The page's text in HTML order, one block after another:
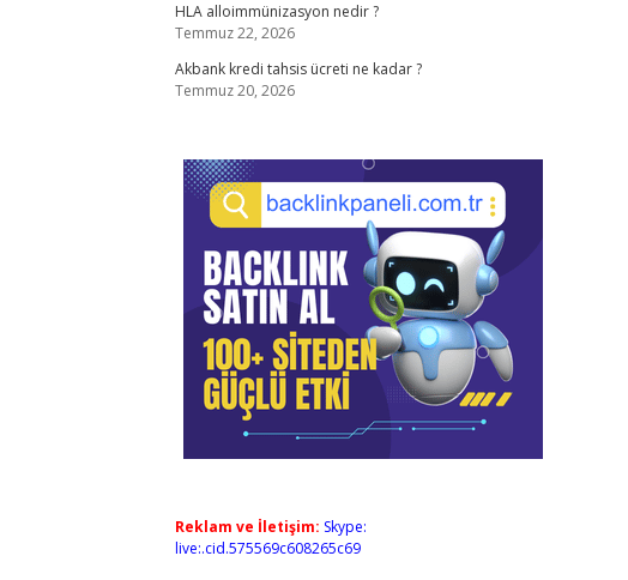
HLA alloimmünizasyon nedir ?
Temmuz 22, 2026
Akbank kredi tahsis ücreti ne kadar ?
Temmuz 20, 2026
Reklam ve İletişim: Skype:
live:.cid.575569c608265c69